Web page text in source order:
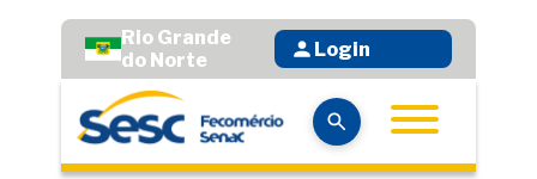
Rio Grande
do Norte
Login